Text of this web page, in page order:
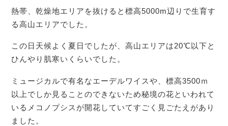
熱帯、乾燥地エリアを抜けると標高5000m辺りで生育す
る高山エリアでした。
この日天候よく夏日でしたが、高山エリアは20℃以下と
ひんやり肌寒いくらいでした。
ミュージカルで有名なエーデルワイスや、標高3500ｍ
以上でしか見ることのできないため秘境の花といわれて
いるメコノプシスが開花していてすごく見ごたえがあり
ました。